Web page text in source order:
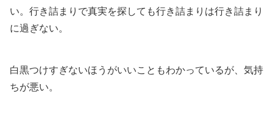
い。行き詰まりで真実を探しても行き詰まりは行き詰まり
に過ぎない。
白黒つけすぎないほうがいいこともわかっているが、気持
ちが悪い。